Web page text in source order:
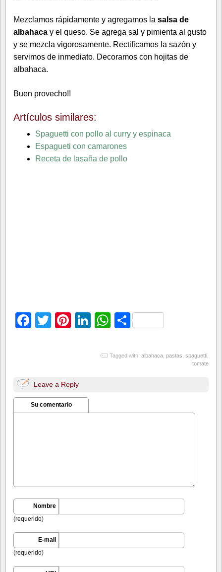
Mezclamos rápidamente y agregamos la salsa de
albahaca y el queso. Se agrega sal y pimienta al gusto
y se mezcla vigorosamente. Rectificamos la sazón y
servimos de inmediato. Decoramos con hojitas de
albahaca.
Buen provecho!!
Artículos similares:
Spaguetti con pollo al curry y espinaca
Espagueti con camarones
Receta de lasaña de pollo
Facebook
TwitterPinterest
LinkedIn
WhatsApp
Compartir
Tagged with: albahaca pastas spaguetti
tomate
Leave a Reply
Su comentario
Nombre
(requerido)
E-mail
(requerido)